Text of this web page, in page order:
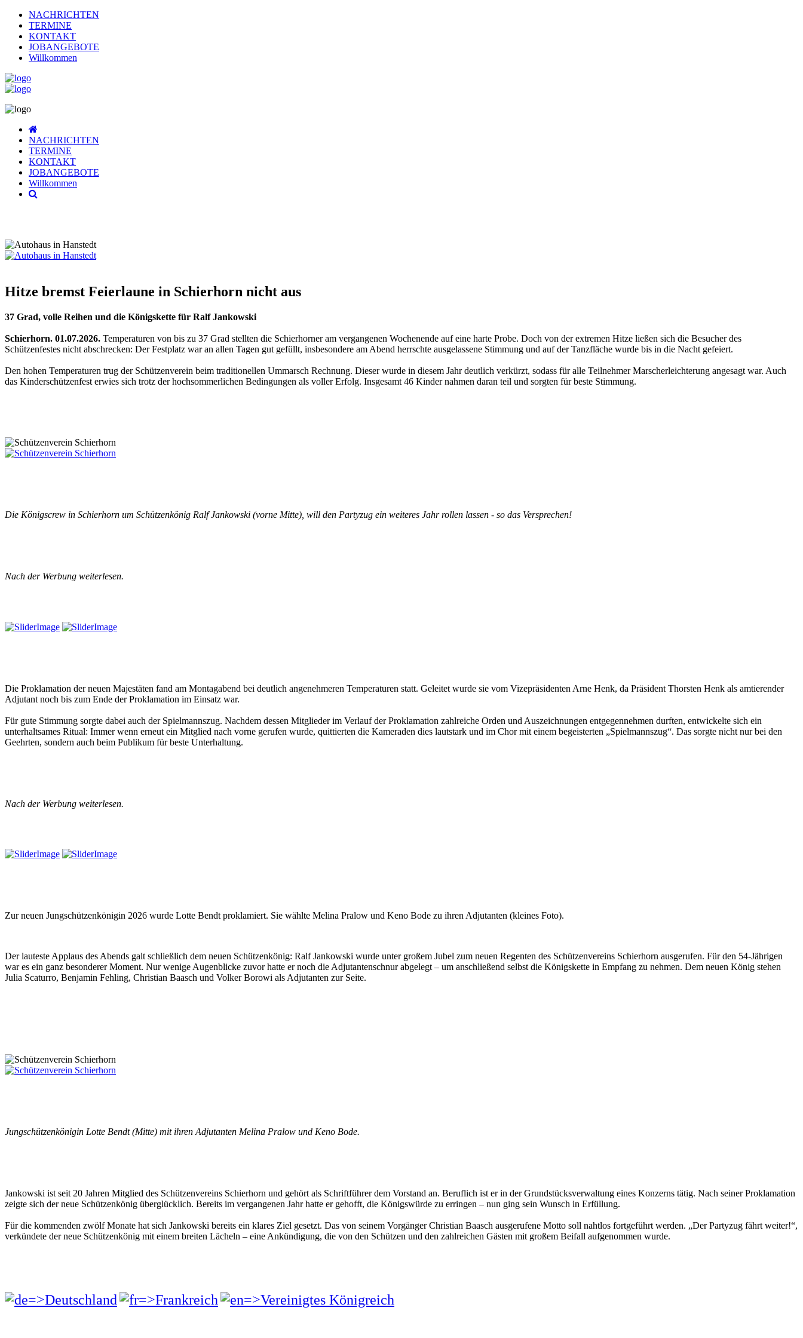
NACHRICHTEN
TERMINE
KONTAKT
JOBANGEBOTE
Willkommen
NACHRICHTEN
TERMINE
KONTAKT
JOBANGEBOTE
Willkommen
Hitze bremst Feierlaune in Schierhorn nicht aus
37 Grad, volle Reihen und die Königskette für Ralf Jankowski
Schierhorn. 01.07.2026. Temperaturen von bis zu 37 Grad stellten die Schierhorner am vergangenen Wochenende auf eine harte Probe. Doch von der extremen Hitze ließen sich die Besucher des
Schützenfestes nicht abschrecken: Der Festplatz war an allen Tagen gut gefüllt, insbesondere am Abend herrschte ausgelassene Stimmung und auf der Tanzfläche wurde bis in die Nacht gefeiert.
Den hohen Temperaturen trug der Schützenverein beim traditionellen Ummarsch Rechnung. Dieser wurde in diesem Jahr deutlich verkürzt, sodass für alle Teilnehmer Marscherleichterung angesagt war. Auch
das Kinderschützenfest erwies sich trotz der hochsommerlichen Bedingungen als voller Erfolg. Insgesamt 46 Kinder nahmen daran teil und sorgten für beste Stimmung.
Die Königscrew in Schierhorn um Schützenkönig Ralf Jankowski (vorne Mitte), will den Partyzug ein weiteres Jahr rollen lassen - so das Versprechen!
Nach der Werbung weiterlesen.
Die Proklamation der neuen Majestäten fand am Montagabend bei deutlich angenehmeren Temperaturen statt. Geleitet wurde sie vom Vizepräsidenten Arne Henk, da Präsident Thorsten Henk als amtierender
Adjutant noch bis zum Ende der Proklamation im Einsatz war.
Für gute Stimmung sorgte dabei auch der Spielmannszug. Nachdem dessen Mitglieder im Verlauf der Proklamation zahlreiche Orden und Auszeichnungen entgegennehmen durften, entwickelte sich ein
unterhaltsames Ritual: Immer wenn erneut ein Mitglied nach vorne gerufen wurde, quittierten die Kameraden dies lautstark und im Chor mit einem begeisterten „Spielmannszug“. Das sorgte nicht nur bei den
Geehrten, sondern auch beim Publikum für beste Unterhaltung.
Nach der Werbung weiterlesen.
Zur neuen Jungschützenkönigin 2026 wurde Lotte Bendt proklamiert. Sie wählte Melina Pralow und Keno Bode zu ihren Adjutanten (kleines Foto).
Der lauteste Applaus des Abends galt schließlich dem neuen Schützenkönig: Ralf Jankowski wurde unter großem Jubel zum neuen Regenten des Schützenvereins Schierhorn ausgerufen. Für den 54-Jährigen
war es ein ganz besonderer Moment. Nur wenige Augenblicke zuvor hatte er noch die Adjutantenschnur abgelegt – um anschließend selbst die Königskette in Empfang zu nehmen. Dem neuen König stehen
Julia Scaturro, Benjamin Fehling, Christian Baasch und Volker Borowi als Adjutanten zur Seite.
Jungschützenkönigin Lotte Bendt (Mitte) mit ihren Adjutanten Melina Pralow und Keno Bode.
Jankowski ist seit 20 Jahren Mitglied des Schützenvereins Schierhorn und gehört als Schriftführer dem Vorstand an. Beruflich ist er in der Grundstücksverwaltung eines Konzerns tätig. Nach seiner Proklamation
zeigte sich der neue Schützenkönig überglücklich. Bereits im vergangenen Jahr hatte er gehofft, die Königswürde zu erringen – nun ging sein Wunsch in Erfüllung.
Für die kommenden zwölf Monate hat sich Jankowski bereits ein klares Ziel gesetzt. Das von seinem Vorgänger Christian Baasch ausgerufene Motto soll nahtlos fortgeführt werden. „Der Partyzug fährt weiter!“,
verkündete der neue Schützenkönig mit einem breiten Lächeln – eine Ankündigung, die von den Schützen und den zahlreichen Gästen mit großem Beifall aufgenommen wurde.